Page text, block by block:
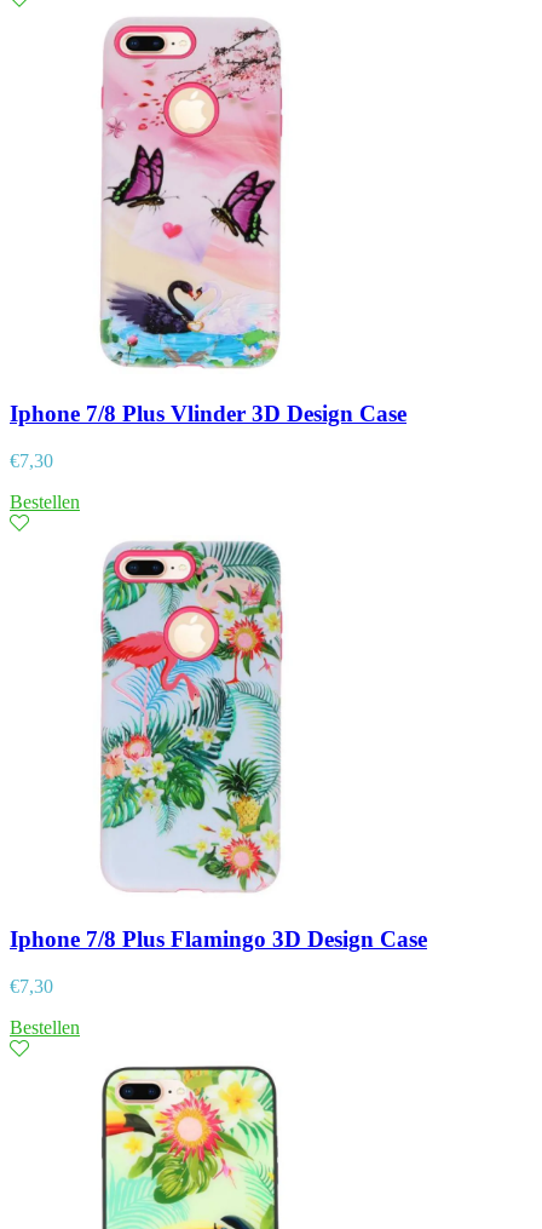
Iphone 7/8 Plus Vlinder 3D Design Case
€7,30
Bestellen
Iphone 7/8 Plus Flamingo 3D Design Case
€7,30
Bestellen